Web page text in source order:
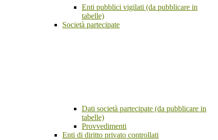
Enti pubblici vigilati (da pubblicare in
tabelle)
Società partecipate
Dati società partecipate (da pubblicare in
tabelle)
Provvedimenti
Enti di diritto privato controllati